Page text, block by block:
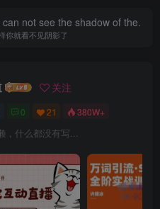
not see the shadow of the.
你就看不见阴影了
关注
0 21 380W+
，什么都没有写...